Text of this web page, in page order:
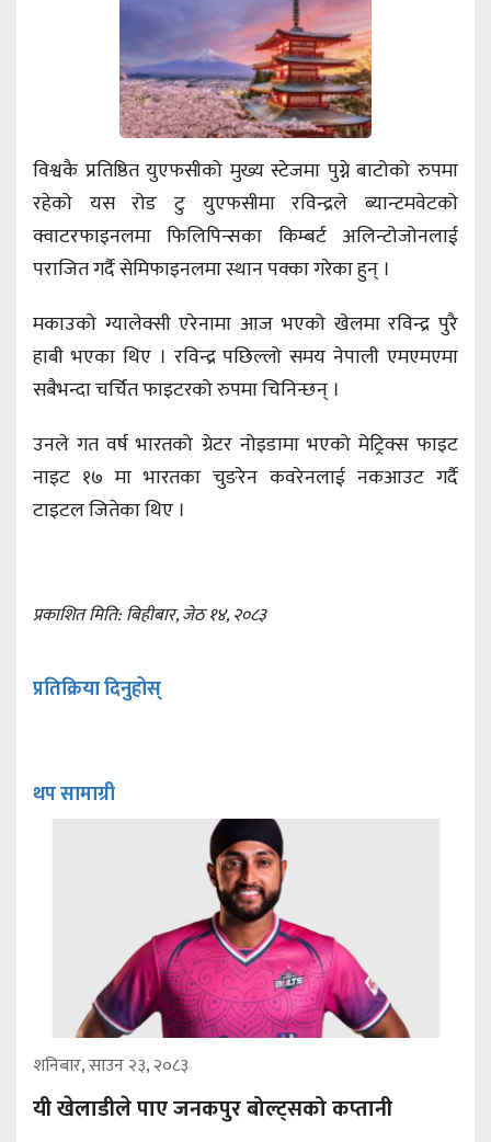
विश्वकै प्रतिष्ठित युएफसीको मुख्य स्टेजमा पुग्ने बाटोको रुपमा
रहेको यस रोड टु युएफसीमा रविन्द्रले ब्यान्टमवेटको
क्वाटरफाइनलमा फिलिपिन्सका किम्बर्ट अलिन्टोजोनलाई
पराजित गर्दै सेमिफाइनलमा स्थान पक्का गरेका हुन् ।
मकाउको ग्यालेक्सी एरेनामा आज भएको खेलमा रविन्द्र पुरै
हाबी भएका थिए । रविन्द्र पछिल्लो समय नेपाली एमएमएमा
सबैभन्दा चर्चित फाइटरको रुपमा चिनिन्छन् ।
उनले गत वर्ष भारतको ग्रेटर नोइडामा भएको मेट्रिक्स फाइट
नाइट १७ मा भारतका चुङरेन कवरेनलाई नकआउट गर्दै
टाइटल जितेका थिए ।
प्रकाशित मिति: बिहीबार, जेठ १४, २०८३
प्रतिक्रिया दिनुहोस्
थप सामाग्री
शनिबार, साउन २३, २०८३
यी खेलाडीले पाए जनकपुर बोल्ट्सको कप्तानी